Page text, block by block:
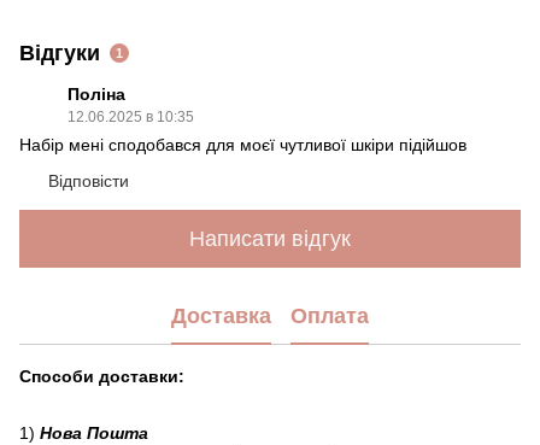
Відгуки 1
Поліна
12.06.2025 в 10:35
Набір мені сподобався для моєї чутливої шкіри підійшов
Відповісти
Написати відгук
Доставка Оплата
Способи доставки:
1) Нова Пошта